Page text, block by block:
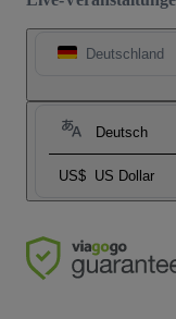
Deutschland
Deutsch
US$ US Dollar